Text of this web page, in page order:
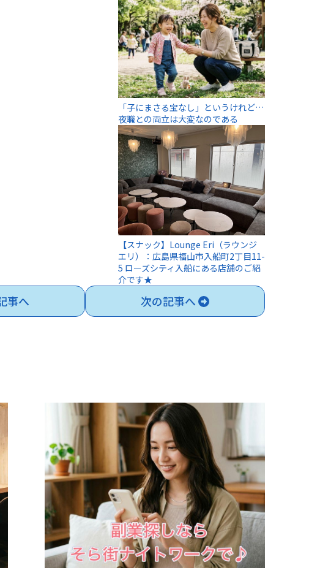
「子にまさる宝なし」というけれど…
夜職との両立は大変なのである
【スナック】Lounge Eri（ラウンジ
エリ）：広島県福山市入船町2丁目11-
5 ローズシティ入船にある店舗のご紹
介です★
事へ 次の記事へ